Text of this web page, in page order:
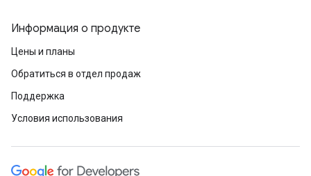
Информация о продукте
Цены и планы
Обратиться в отдел продаж
Поддержка
Условия использования